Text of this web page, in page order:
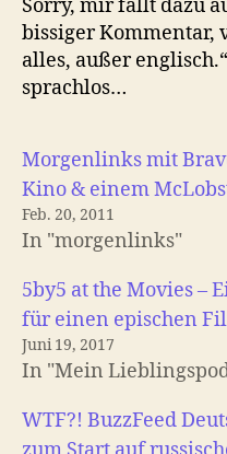
Sorry, mir fällt dazu
bissiger Kommentar,
alles, außer
sprachlos…
Morgenlinks mit
Kino & einem
Feb. 20, 2011
In "morgenlinks"
5by5 at the Movies –
für einen epischen
Juni 19, 2017
In "Mein
WTF?! BuzzFeed